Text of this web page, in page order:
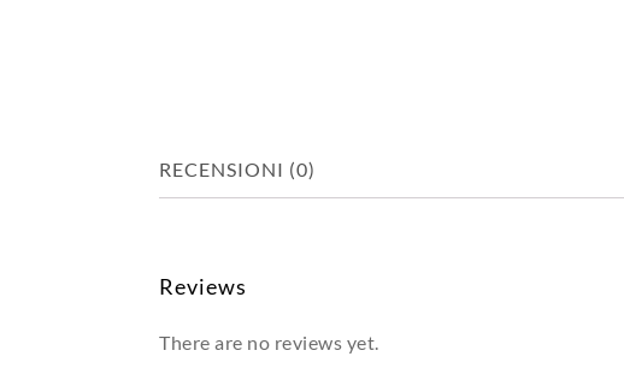
RECENSIONI (0)
Reviews
There are no reviews yet.